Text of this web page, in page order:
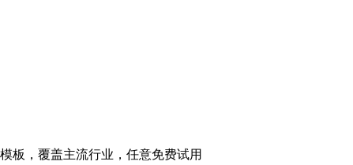
板，覆盖主流行业，任意免费试用